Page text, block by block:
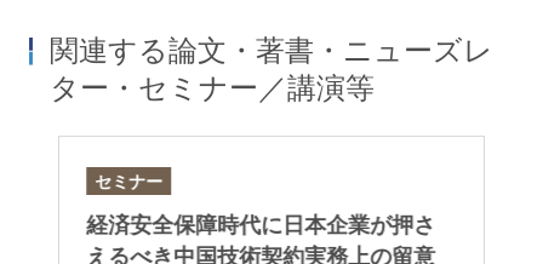
関連する論文・著書・ニューズレ
ター・セミナー／講演等
セミナー
経済安全保障時代に日本企業が押さ
えるべき中国技術契約実務上の留意